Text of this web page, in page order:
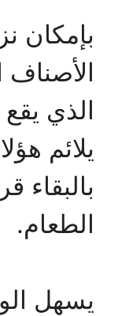
بإمكان
الأصناف
الذي
يلائم
بالبقاء
الطعام.
يسهل